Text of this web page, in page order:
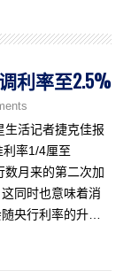
利率至2.5%
活记者捷克佳报
率1/4厘至
数月来的第二次加
同时也意味着消
央行利率的升…